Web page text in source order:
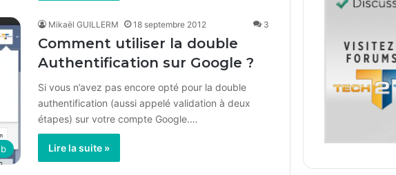
Mikaël GUILLERM 18 septembre 2012 3
Comment utiliser la double
Authentification sur Google ?
Si vous n’avez pas encore opté pour la double
authentification (aussi appelé validation à deux
étapes) sur votre compte Google.…
Lire la suite »